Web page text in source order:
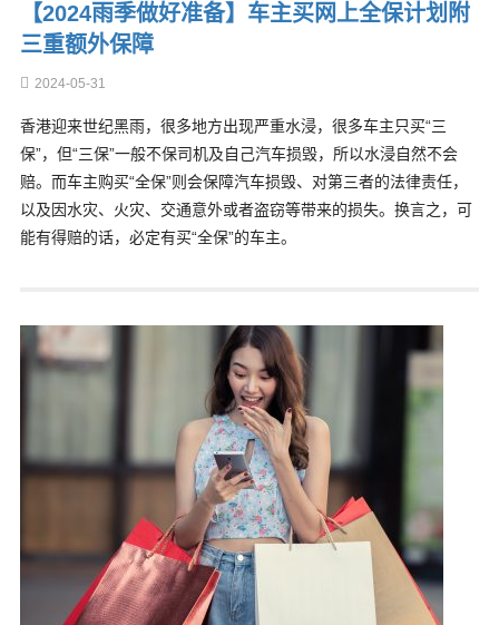
【2024雨季做好准备】车主买网上全保计划附
三重额外保障
2024-05-31
香港迎来世纪黑雨，很多地方出现严重水浸，很多车主只买“三
保”，但“三保”一般不保司机及自己汽车损毁，所以水浸自然不会
赔。而车主购买“全保”则会保障汽车损毁、对第三者的法律责任，
以及因水灾、火灾、交通意外或者盗窃等带来的损失。换言之，可
能有得赔的话，必定有买“全保”的车主。